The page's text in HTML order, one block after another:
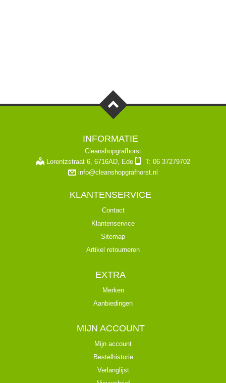
INFORMATIE
Cleanshopgrafhorst
Lorentzstraat 6, 6716AD, Ede
T: 06 37279702
info@cleanshopgrafhorst.nl
KLANTENSERVICE
Contact
Klantenservice
Sitemap
Artikel retourneren
EXTRA
Merken
Aanbiedingen
MIJN ACCOUNT
Mijn account
Bestelhistorie
Verlanglijst